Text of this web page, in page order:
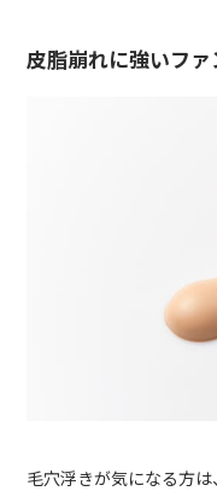
皮脂崩れに強いフ
毛穴浮きが気になる方